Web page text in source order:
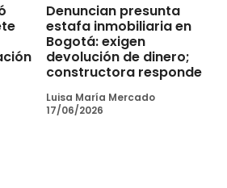
Denuncian presunta
estafa inmobiliaria en
Bogotá: exigen
devolución de dinero;
constructora responde
Luisa María Mercado
17/06/2026